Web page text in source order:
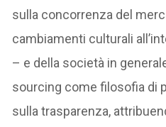
sulla concorrenza del
cambiamenti culturali
– e della società in
sourcing come filosofia di
sulla trasparenza,